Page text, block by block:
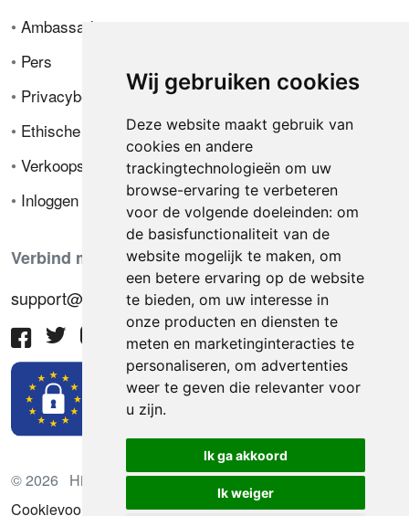
Wij gebruiken cookies
Deze website maakt gebruik van
cookies en andere
trackingtechnologieën om uw
browse-ervaring te verbeteren
voor de volgende doeleinden: om
de basisfunctionaliteit van de
website mogelijk te maken, om
een betere ervaring op de website
te bieden, om uw interesse in
onze producten en diensten te
meten en marketinginteracties te
personaliseren, om advertenties
weer te geven die relevanter voor
u zijn.
Ik ga akkoord
Ik weiger
• Ambassador
• Pers
• Privacybeleid
• Ethische code
• Verkoopsvoorwaarden
• Inloggen
Verbind met ons
support@hiringnotes.com
© 2026 Hiring Notes. Internationaal wervingsplatform
Cookievoorkeuren bijwerken